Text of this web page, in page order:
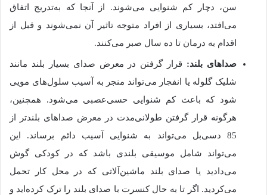
سن، دچار کم شنوایی می‌شوند. از آنجا که به‌تدریج اتفاق
می‌افتد، بسیاری از افراد متوجه تاثیر آن نمی‌شوند و قبل از
اقدام به درمان تا ده سال صبر می‌کنند.
صداهای بلند: قرار گرفتن در معرض صدای بسیار بلند مانند
شلیک گلوله یا انفجار می‌تواند منجر به آسیب سلول‌های مویی
شود که باعث کم شنوایی حسی‌عصبی می‌شود. همچنین،
هرگونه قرار گرفتن طولانی‌مدت در معرض صداهای بلندتر از
85 دسی‌بل می‌تواند به شنوایی آسیب دائم برساند. این
می‌تواند شامل موسیقی بلندی باشد که در کودکی گوش
می‌دادید یا صدای بلند ماشین‌آلاتی که در محل کار تحمل
می‌کردید. اگر تا به حال کنسرت با صدای بلند را ترک کرده‌اید و